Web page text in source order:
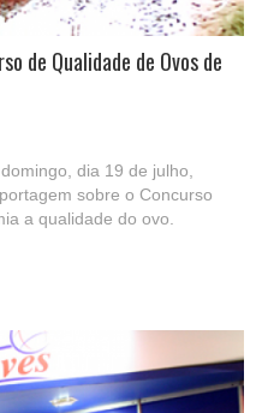
de Qualidade de Ovos de
dia 19 de julho,
sobre o Concurso
a qualidade do ovo.